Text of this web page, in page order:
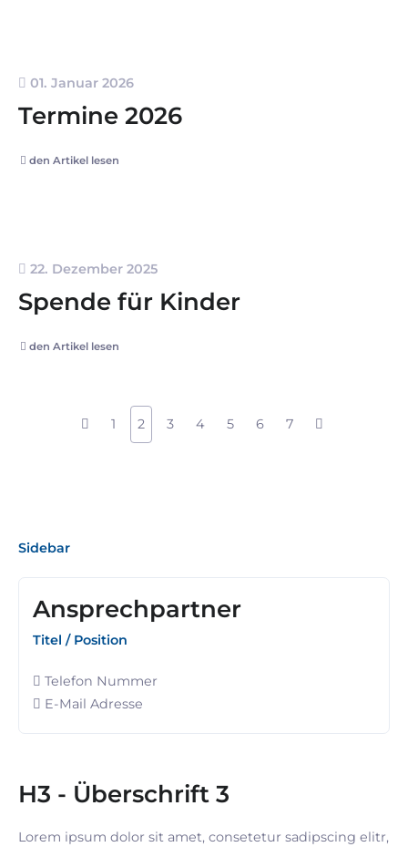
01. Januar 2026
Termine 2026
den Artikel lesen
22. Dezember 2025
Spende für Kinder
den Artikel lesen
1 2 3 4 5 6 7
Sidebar
Ansprechpartner
Titel / Position
Telefon Nummer
E-Mail Adresse
H3 - Überschrift 3
Lorem ipsum dolor sit amet, consetetur sadipscing elitr,